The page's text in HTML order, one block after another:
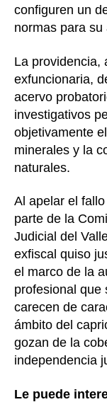
configuren un
normas para su
La providencia,
exfuncionaria,
acervo
investigativos
objetivamente
minerales y la
naturales.
Al apelar el
parte de la
Judicial del
exfiscal quiso
el marco de la
profesional que
carecen de
ámbito del
gozan de la
independencia
Le puede